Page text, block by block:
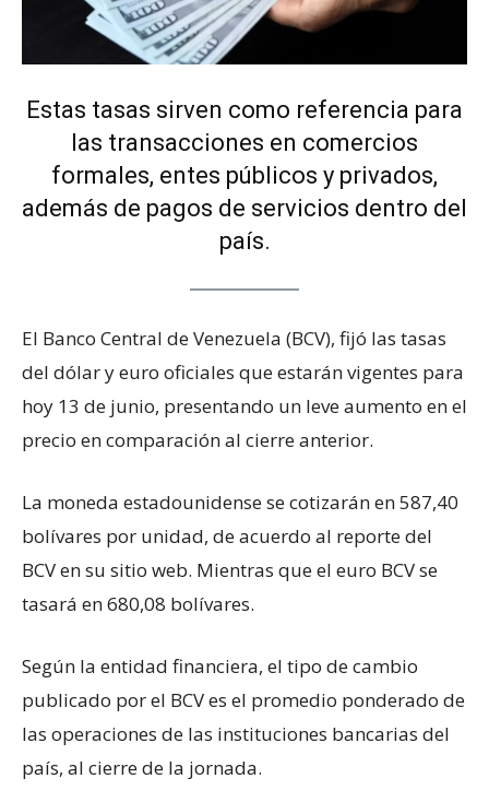
Estas tasas sirven como referencia para
las transacciones en comercios
formales, entes públicos y privados,
además de pagos de servicios dentro del
país.
El Banco Central de Venezuela (BCV), fijó las tasas
del dólar y euro oficiales que estarán vigentes para
hoy 13 de junio, presentando un leve aumento en el
precio en comparación al cierre anterior.
La moneda estadounidense se cotizarán en 587,40
bolívares por unidad, de acuerdo al reporte del
BCV en su sitio web. Mientras que el euro BCV se
tasará en 680,08 bolívares.
Según la entidad financiera, el tipo de cambio
publicado por el BCV es el promedio ponderado de
las operaciones de las instituciones bancarias del
país, al cierre de la jornada.